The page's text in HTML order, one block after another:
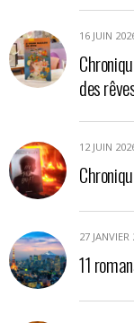
16 JUIN
des
12 JUIN
27 JANVIER
11